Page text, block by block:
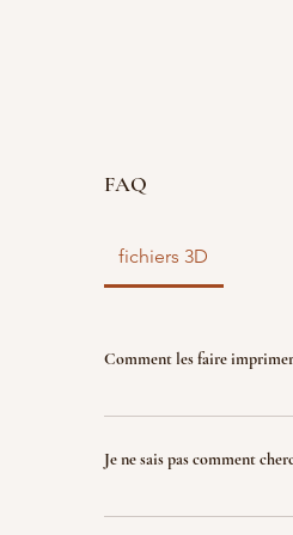
FAQ
fichiers 3D
Comment les faire
vous disposez d'un
garantir la propriété
Je ne sais pas comment
Indiquez nous ce que